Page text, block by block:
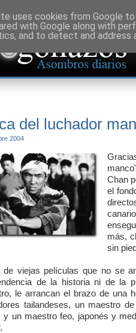
del luchador
2004
Chan
el
más,
sin
de viejas películas que no se
de la historia ni de la
le arrancan el brazo de una
tailandeses, un maestro
y un maestro feo, japonés y
uses cookies from Google
with Google along with
and to detect and address